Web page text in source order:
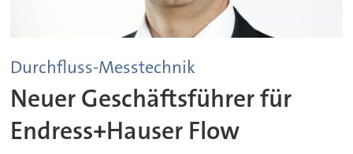
Durchfluss-Messtechnik
Neuer Geschäftsführer für
Endress+Hauser Flow